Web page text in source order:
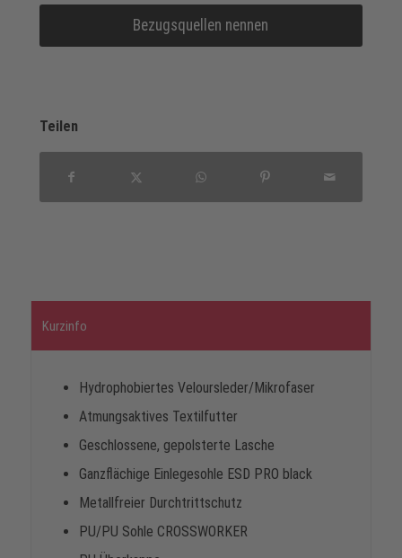
Bezugsquellen nennen
Teilen
Kurzinfo
Hydrophobiertes Veloursleder/Mikrofaser
Atmungsaktives Textilfutter
Geschlossene, gepolsterte Lasche
Ganzflächige Einlegesohle ESD PRO black
Metallfreier Durchtrittschutz
PU/PU Sohle CROSSWORKER